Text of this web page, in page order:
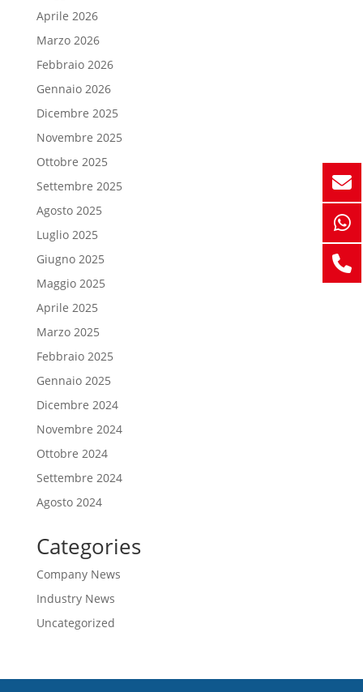
Aprile 2026
Marzo 2026
Febbraio 2026
Gennaio 2026
Dicembre 2025
Novembre 2025
Ottobre 2025
Settembre 2025
Agosto 2025
Luglio 2025
Giugno 2025
Maggio 2025
Aprile 2025
Marzo 2025
Febbraio 2025
Gennaio 2025
Dicembre 2024
Novembre 2024
Ottobre 2024
Settembre 2024
Agosto 2024
Categories
Company News
Industry News
Uncategorized